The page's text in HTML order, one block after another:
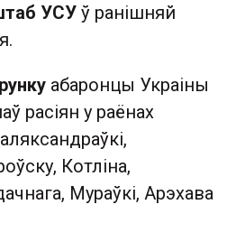
УСУ ў ранішняй
абаронцы Украіны
расіян у раёнах
Котліна,
Мураўкі, Арэхава